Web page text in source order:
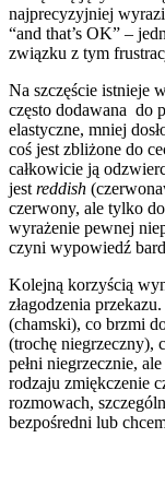
najprecyzyjniej
“and that’s OK” –
związku z tym
Na szczęście istnieje
często dodawana do
elastyczne, mniej
coś jest zbliżone do
całkowicie ją
jest reddish
czerwony, ale tylko
wyrażenie pewnej
czyni wypowiedź
Kolejną korzyścią
złagodzenia
(chamski), co brzmi
(trochę niegrzeczny),
pełni niegrzecznie,
rodzaju zmiękczenie
rozmowach,
bezpośredni lub